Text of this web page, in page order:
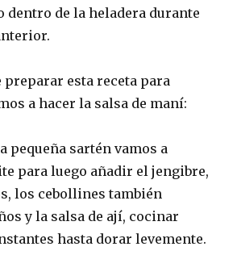
dentro de la heladera durante
preparar esta receta para
a hacer la salsa de maní:
pequeña sartén vamos a
para luego añadir el jengibre,
los cebollines también
y la salsa de ají, cocinar
hasta dorar levemente.